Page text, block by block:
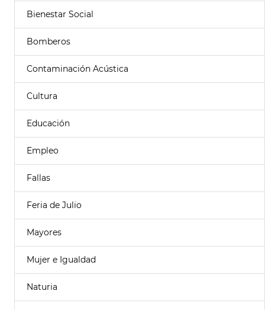
Bienestar Social
Bomberos
Contaminación Acústica
Cultura
Educación
Empleo
Fallas
Feria de Julio
Mayores
Mujer e Igualdad
Naturia